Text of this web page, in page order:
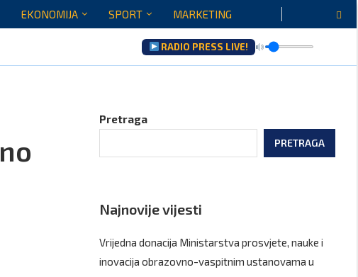
EKONOMIJA SPORT MARKETING
razrješenju... RADIO PRESS LIVE!
Pretraga
PRETRAGA
Najnovije vijesti
Vrijedna donacija Ministarstva prosvjete, nauke i
inovacija obrazovno-vaspitnim ustanovama u